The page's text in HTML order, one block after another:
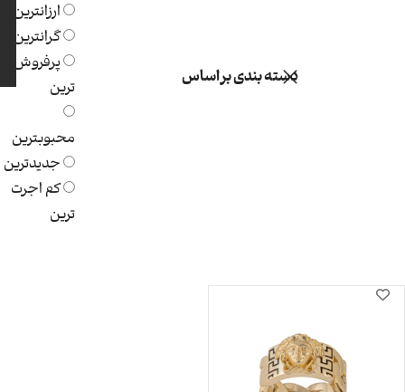
دسته بندی بر اساس
ارزانترین
گرانترین
پرفروش
ترین
محبوبترین
جدیدترین
کم اجرت
ترین